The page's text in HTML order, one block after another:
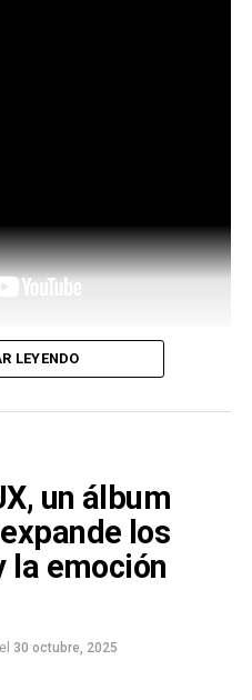
LEYENDO
un álbum
los
la emoción
el 30 octubre, 2025